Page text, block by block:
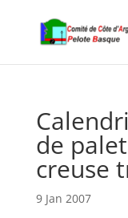
de
creuse
9 Jan 2007